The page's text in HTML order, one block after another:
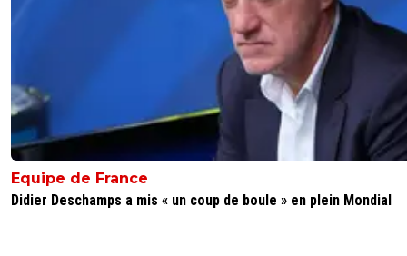
Equipe de France
Didier Deschamps a mis « un coup de boule » en plein Mondial